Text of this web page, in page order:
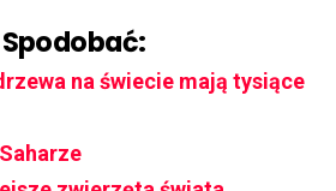
Spodobać:
na świecie mają tysiące